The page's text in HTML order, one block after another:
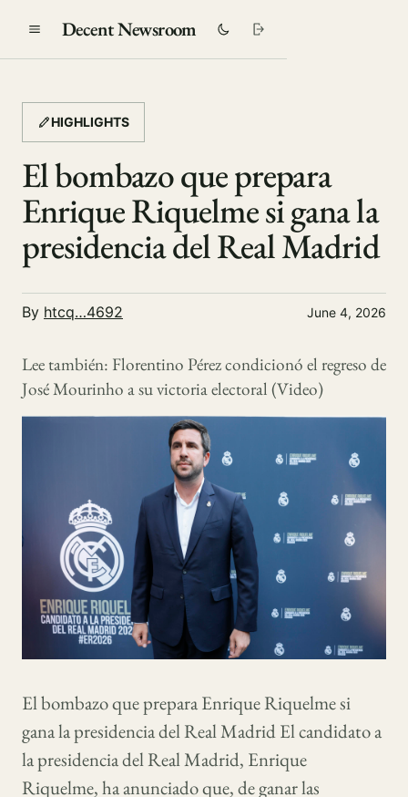
Decent Newsroom
HIGHLIGHTS
El bombazo que prepara
Enrique Riquelme si gana la
presidencia del Real Madrid
By htcq…4692 June 4, 2026
Lee también: Florentino Pérez condicionó el regreso de
José Mourinho a su victoria electoral (Video)
El bombazo que prepara Enrique Riquelme si
gana la presidencia del Real Madrid El candidato a
la presidencia del Real Madrid, Enrique
Riquelme, ha anunciado que, de ganar las